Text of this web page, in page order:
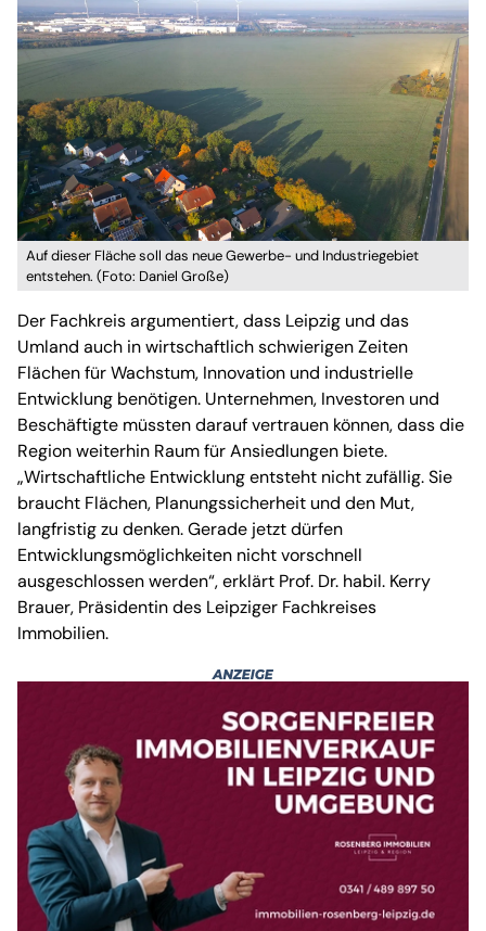
Auf dieser Fläche soll das neue Gewerbe- und Industriegebiet
entstehen. (Foto: Daniel Große)
Der Fachkreis argumentiert, dass Leipzig und das
Umland auch in wirtschaftlich schwierigen Zeiten
Flächen für Wachstum, Innovation und industrielle
Entwicklung benötigen. Unternehmen, Investoren und
Beschäftigte müssten darauf vertrauen können, dass die
Region weiterhin Raum für Ansiedlungen biete.
„Wirtschaftliche Entwicklung entsteht nicht zufällig. Sie
braucht Flächen, Planungssicherheit und den Mut,
langfristig zu denken. Gerade jetzt dürfen
Entwicklungsmöglichkeiten nicht vorschnell
ausgeschlossen werden“, erklärt Prof. Dr. habil. Kerry
Brauer, Präsidentin des Leipziger Fachkreises
Immobilien.